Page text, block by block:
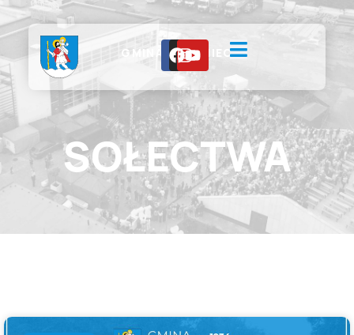
GMINA CHEŁMIEC
SOŁECTWA